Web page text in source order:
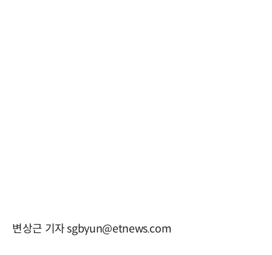
변상근 기자 sgbyun@etnews.com